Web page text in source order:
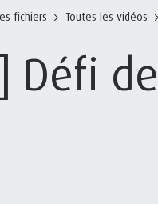
fichiers Toutes les vidéos
Défi